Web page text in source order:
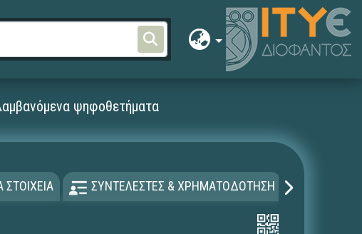
ψηφοθετήματα
ΣΤΟΙΧΕΙΑ ΣΥΝΤΕΛΕΣΤΕΣ & ΧΡΗΜΑΤΟΔΟΤΗΣΗ